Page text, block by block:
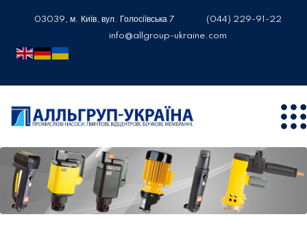
03039, м. Київ, вул. Голосіївська 7
(044) 229-91-22
info@allgroup-ukraine.com